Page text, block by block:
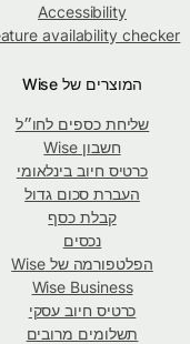
Accessibility
Feature availability checker
המוצרים של Wise
שליחת כספים לחו״ל
חשבון Wise
כרטיס חיוב בינלאומי
העברת סכום גדול
קבלת כסף
נכסים
הפלטפורמה של Wise
Wise Business
כרטיס חיוב עסקי
תשלומים מרובים